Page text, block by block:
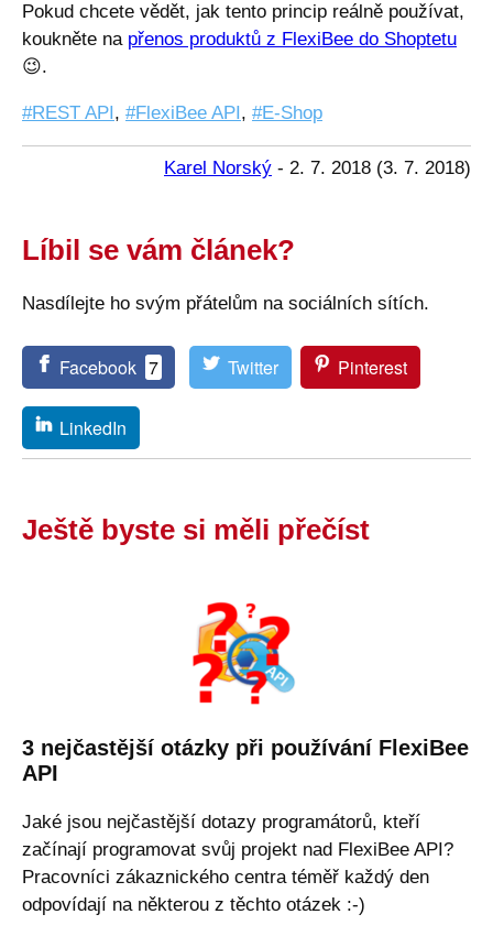
Pokud chcete vědět, jak tento princip reálně používat,
koukněte na přenos produktů z FlexiBee do Shoptetu
😉.
REST API, FlexiBee API, E-Shop
Karel Norský - 2. 7. 2018 (3. 7. 2018)
Líbil se vám článek?
Nasdílejte ho svým přátelům na sociálních sítích.
Facebook 7 Twitter Pinterest
LinkedIn
Ještě byste si měli přečíst
3 nejčastější otázky při používání FlexiBee
API
Jaké jsou nejčastější dotazy programátorů, kteří
začínají programovat svůj projekt nad FlexiBee API?
Pracovníci zákaznického centra téměř každý den
odpovídají na některou z těchto otázek :-)